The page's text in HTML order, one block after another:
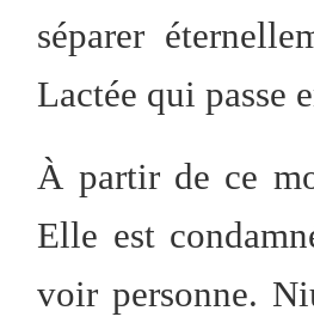
séparer
Lactée qui passe
À partir de ce
Elle est
voir personne.